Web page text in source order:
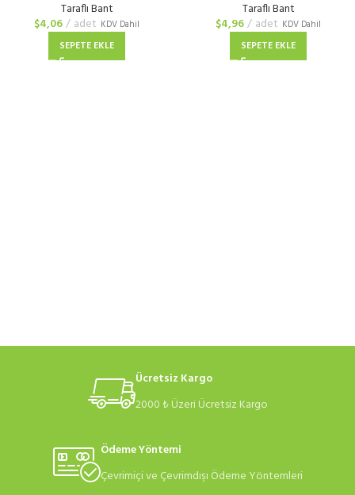
Taraflı Bant
$4,06 adet KDV Dahil
SEPETE EKLE
Taraflı Bant
$4,96 adet KDV Dahil
SEPETE EKLE
Ücretsiz Kargo
2000 ₺ Üzeri Ücretsiz Kargo
Ödeme Yöntemi
Çevrimiçi ve Çevrimdışı Ödeme Yöntemleri